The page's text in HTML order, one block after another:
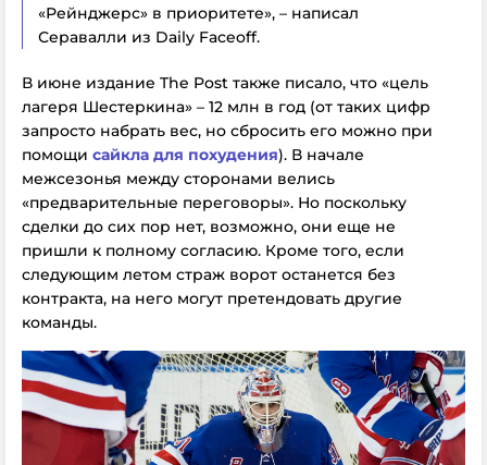
«Рейнджерс» в приоритете», – написал
Серавалли из Daily Faceoff.
В июне издание The Post также писало, что «цель
лагеря Шестеркина» – 12 млн в год (от таких цифр
запросто набрать вес, но сбросить его можно при
помощи сайкла для похудения). В начале
межсезонья между сторонами велись
«предварительные переговоры». Но поскольку
сделки до сих пор нет, возможно, они еще не
пришли к полному согласию. Кроме того, если
следующим летом страж ворот останется без
контракта, на него могут претендовать другие
команды.